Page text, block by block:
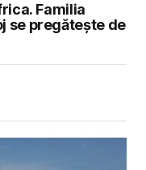
Familia
se pregătește de